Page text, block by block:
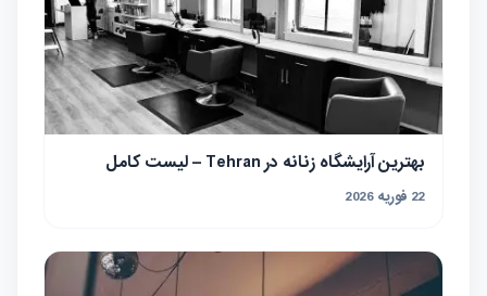
بهترین آرایشگاه زنانه در Tehran – لیست کامل
22 فوریه 2026